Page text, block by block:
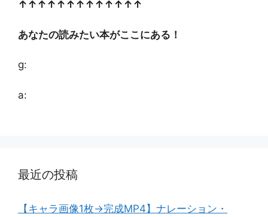
↑↑↑↑↑↑↑↑↑↑↑↑↑
あなたの読みたい本がここにある！
g:
a:
最近の投稿
【キャラ画像1枚→完成MP4】ナレーション・